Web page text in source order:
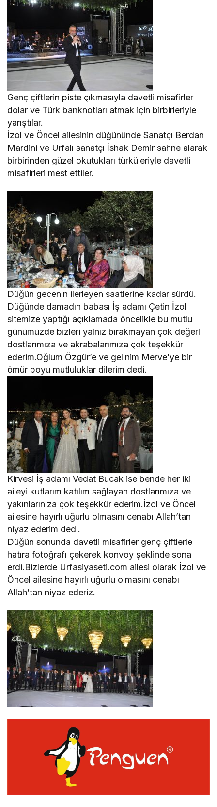
Genç çiftlerin piste çıkmasıyla davetli misafirler
dolar ve Türk banknotları atmak için birbirleriyle
yarıştılar.
İzol ve Öncel ailesinin düğününde Sanatçı Berdan
Mardini ve Urfalı sanatçı İshak Demir sahne alarak
birbirinden güzel okutukları türküleriyle davetli
misafirleri mest ettiler.
Düğün gecenin ilerleyen saatlerine kadar sürdü.
Düğünde damadın babası İş adamı Çetin İzol
sitemize yaptığı açıklamada öncelikle bu mutlu
günümüzde bizleri yalnız bırakmayan çok değerli
dostlarımıza ve akrabalarımıza çok teşekkür
ederim.Oğlum Özgür’e ve gelinim Merve’ye bir
ömür boyu mutluluklar dilerim dedi.
Kirvesi İş adamı Vedat Bucak ise bende her iki
aileyi kutlarım katılım sağlayan dostlarımıza ve
yakınlarınıza çok teşekkür ederim.İzol ve Öncel
ailesine hayırlı uğurlu olmasını cenabı Allah’tan
niyaz ederim dedi.
Düğün sonunda davetli misafirler genç çiftlerle
hatıra fotoğrafı çekerek konvoy şeklinde sona
erdi.Bizlerde Urfasiyaseti.com ailesi olarak İzol ve
Öncel ailesine hayırlı uğurlu olmasını cenabı
Allah’tan niyaz ederiz.